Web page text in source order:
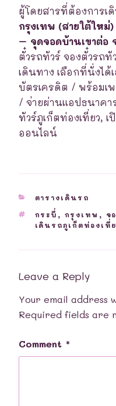
ผู้โดยสารที่ต้องการเ
กรุงเทพ (สายใต้ให
– จุดจอดบ้านเขาต่อ
ตั๋วรถทัวร์ จองตั๋วรถ
เดินทาง เลือกที่นั่งได้
บัตรเครดิต / พร้อมเ
/ จ่ายผ่านแอปธนาคา
ทัวร์ภูเก็ตท่องเที่ยว,
ออนไลน์
CATEGORIES
ตารางเดินรถ
TAGS
กระบี่ , กรุงเทพ , จ
เดินรถภูเก็ตท่องเที่
Leave a Reply
Your email address
Required fields are
Comment *